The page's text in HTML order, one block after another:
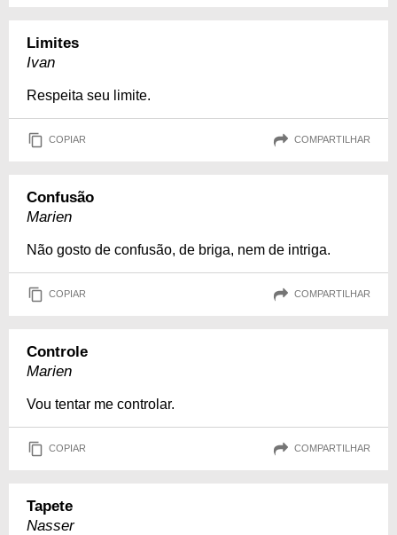
Limites
Ivan
Respeita seu limite.
COPIAR COMPARTILHAR
Confusão
Marien
Não gosto de confusão, de briga, nem de intriga.
COPIAR COMPARTILHAR
Controle
Marien
Vou tentar me controlar.
COPIAR COMPARTILHAR
Tapete
Nasser